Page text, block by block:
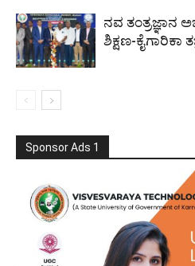
ನವ ತಂತ್ರಜ್ಞಾನ
ಶಿಕ್ಷಣ-
Sponsor Ads 1